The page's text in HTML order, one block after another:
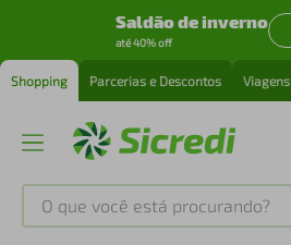
Saldão de inverno
até 40% off
Shopping Parcerias e Descontos Viagens
O que você está procurando?